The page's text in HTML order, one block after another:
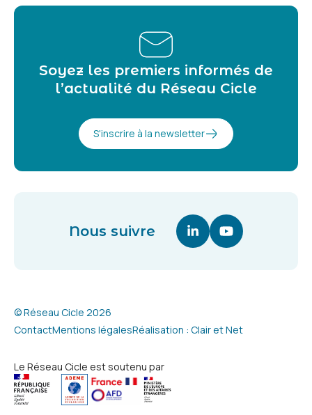
Soyez les premiers informés de
l’actualité du Réseau Cicle
S'inscrire à la newsletter
Nous suivre Linkedin (nouvelle
Youtube
© Réseau Cicle 2026
ContactMentions légalesRéalisation : Clair et Net
Le Réseau Cicle est soutenu par